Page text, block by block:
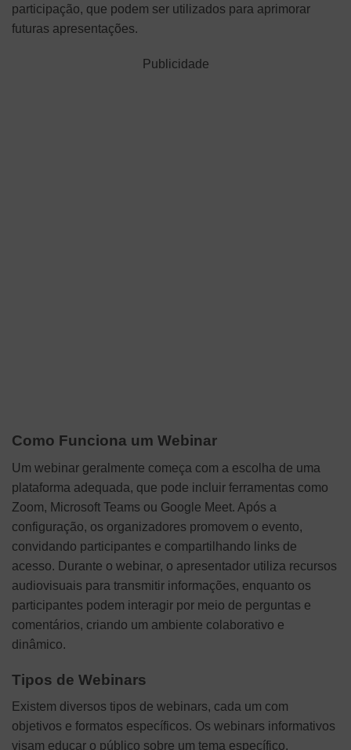
participação, que podem ser utilizados para aprimorar
futuras apresentações.
Publicidade
Como Funciona um Webinar
Um webinar geralmente começa com a escolha de uma
plataforma adequada, que pode incluir ferramentas como
Zoom, Microsoft Teams ou Google Meet. Após a
configuração, os organizadores promovem o evento,
convidando participantes e compartilhando links de
acesso. Durante o webinar, o apresentador utiliza recursos
audiovisuais para transmitir informações, enquanto os
participantes podem interagir por meio de perguntas e
comentários, criando um ambiente colaborativo e
dinâmico.
Tipos de Webinars
Existem diversos tipos de webinars, cada um com
objetivos e formatos específicos. Os webinars informativos
visam educar o público sobre um tema específico,